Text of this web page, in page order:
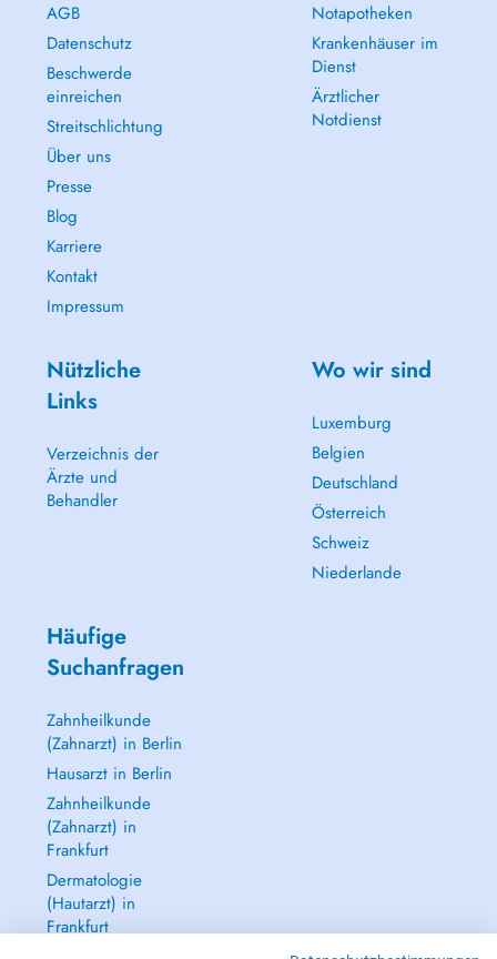
AGB
Datenschutz
Beschwerde
einreichen
Streitschlichtung
Über uns
Presse
Blog
Karriere
Kontakt
Impressum
Notapotheken
Krankenhäuser im
Dienst
Ärztlicher
Notdienst
Nützliche
Links
Verzeichnis der
Ärzte und
Behandler
Wo wir sind
Luxemburg
Belgien
Deutschland
Österreich
Schweiz
Niederlande
Häufige
Suchanfragen
Zahnheilkunde
(Zahnarzt) in Berlin
Hausarzt in Berlin
Zahnheilkunde
(Zahnarzt) in
Frankfurt
Dermatologie
(Hautarzt) in
Frankfurt